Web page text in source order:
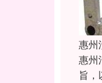
惠州
惠州
旨